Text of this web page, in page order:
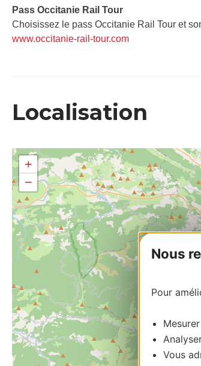
Nous
Pour
Vous
Pass Occitanie Rail Tour​
Choisissez le pass Occitanie Rail Tour et
www.occitanie-rail-tour.com
Localisation
+
−